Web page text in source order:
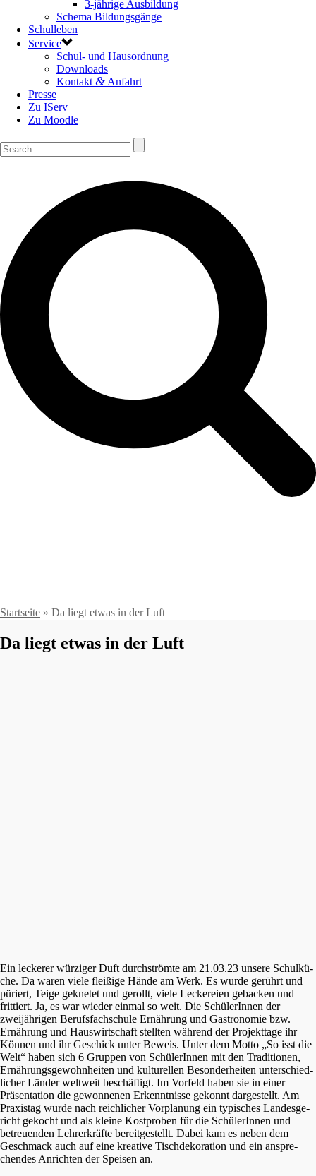
3-jährige Ausbildung
Schema Bildungsgänge
Schulleben
Service
Schul- und Hausordnung
Downloads
Kontakt & Anfahrt
Presse
Zu IServ
Zu Moodle
Startseite » Da liegt etwas in der Luft
Da liegt etwas in der Luft
Ein lecke­rer würzi­ger Duft durch­ström­te am 21.03.23 unsere Schul­kü­
che. Da waren viele fleißi­ge Hände am Werk. Es wurde gerührt und
püriert, Teige gekne­tet und gerollt, viele Lecke­rei­en gebacken und
frittiert. Ja, es war wieder einmal so weit. Die Schüle­rIn­nen der
zweijäh­ri­gen Berufs­fach­schu­le Ernäh­rung und Gastro­no­mie bzw.
Ernäh­rung und Hauswirt­schaft stell­ten während der Projekt­ta­ge ihr
Können und ihr Geschick unter Beweis. Unter dem Motto „So isst die
Welt“ haben sich 6 Gruppen von Schüle­rIn­nen mit den Tradi­tio­nen,
Ernäh­rungs­ge­wohn­hei­ten und kultu­rel­len Beson­der­hei­ten unter­schied­
li­cher Länder weltweit beschäf­tigt. Im Vorfeld haben sie in einer
Präsen­ta­ti­on die gewon­ne­nen Erkennt­nis­se gekonnt darge­stellt. Am
Praxis­tag wurde nach reich­li­cher Vorpla­nung ein typisches Landes­ge­
richt gekocht und als kleine Kostpro­ben für die Schüle­rIn­nen und
betreu­en­den Lehrer­kräf­te bereit­ge­stellt. Dabei kam es neben dem
Geschmack auch auf eine kreati­ve Tisch­de­ko­ra­ti­on und ein anspre­
chen­des Anrich­ten der Speisen an.